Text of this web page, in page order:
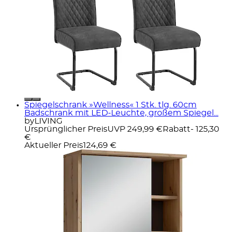
Spiegelschrank »Wellness« 1 Stk. tlg. 60cm
Badschrank mit LED-Leuchte, großem Spiegel...
byLIVING
Ursprünglicher PreisUVP 249,99 € Rabatt- 125,30
€
Aktueller Preis124,69 €